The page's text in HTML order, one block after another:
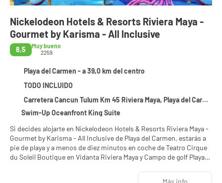
Nickelodeon Hotels & Resorts Riviera Maya -
Gourmet by Karisma - All Inclusive
8,5
Muy bueno
2259
Playa del Carmen - a 39,0 km del centro
TODO INCLUIDO
Carretera Cancun Tulum Km 45 Riviera Maya, Playa del Carmen 77710
Swim-Up Oceanfront King Suite
Si decides alojarte en Nickelodeon Hotels & Resorts Riviera Maya -
Gourmet by Karisma - All Inclusive de Playa del Carmen, estarás a
pie de playa y a menos de diez minutos en coche de Teatro Cirque
du Soleil Boutique en Vidanta Riviera Maya y Campo de golf Playa
10,8 km de Playa Maroma y a 23,6 km de Parque Nacional Costa
Más info